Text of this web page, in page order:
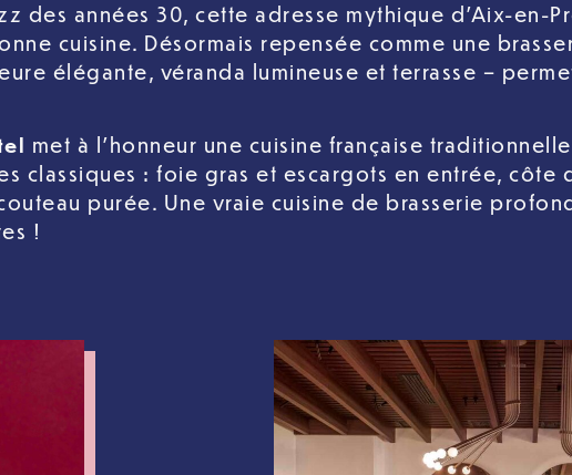
des années 30, cette adresse mythique d’Aix-en-
cuisine. Désormais repensée comme une
élégante, véranda lumineuse et terrasse –
met à l’honneur une cuisine française
classiques : foie gras et escargots en entrée,
purée. Une vraie cuisine de brasserie
!